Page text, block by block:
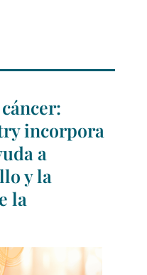
incorpora
a
y la
la